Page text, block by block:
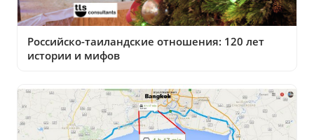
Российско-таиландские отношения: 120 лет
истории и мифов